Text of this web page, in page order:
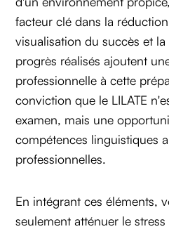
facteur clé dans la
visualisation du succès et
progrès réalisés ajoutent
professionnelle à cette
conviction que le LILATE
examen, mais une
compétences linguistiques
professionnelles.
En intégrant ces éléments,
seulement atténuer le stress